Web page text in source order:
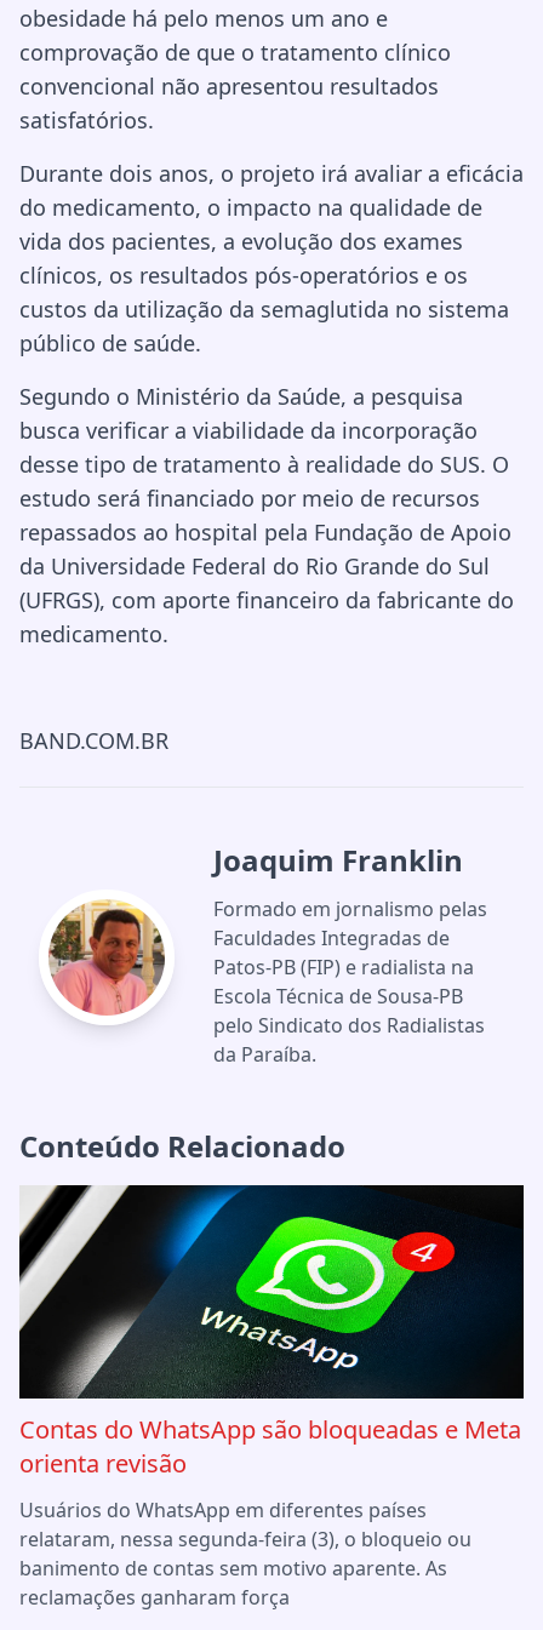
obesidade há pelo menos um ano e
comprovação de que o tratamento clínico
convencional não apresentou resultados
satisfatórios.
Durante dois anos, o projeto irá avaliar a eficácia
do medicamento, o impacto na qualidade de
vida dos pacientes, a evolução dos exames
clínicos, os resultados pós-operatórios e os
custos da utilização da semaglutida no sistema
público de saúde.
Segundo o Ministério da Saúde, a pesquisa
busca verificar a viabilidade da incorporação
desse tipo de tratamento à realidade do SUS. O
estudo será financiado por meio de recursos
repassados ao hospital pela Fundação de Apoio
da Universidade Federal do Rio Grande do Sul
(UFRGS), com aporte financeiro da fabricante do
medicamento.
BAND.COM.BR
Joaquim Franklin
Formado em jornalismo pelas
Faculdades Integradas de
Patos-PB (FIP) e radialista na
Escola Técnica de Sousa-PB
pelo Sindicato dos Radialistas
da Paraíba.
Conteúdo Relacionado
Contas do WhatsApp são bloqueadas e Meta
orienta revisão
Usuários do WhatsApp em diferentes países
relataram, nessa segunda-feira (3), o bloqueio ou
banimento de contas sem motivo aparente. As
reclamações ganharam força